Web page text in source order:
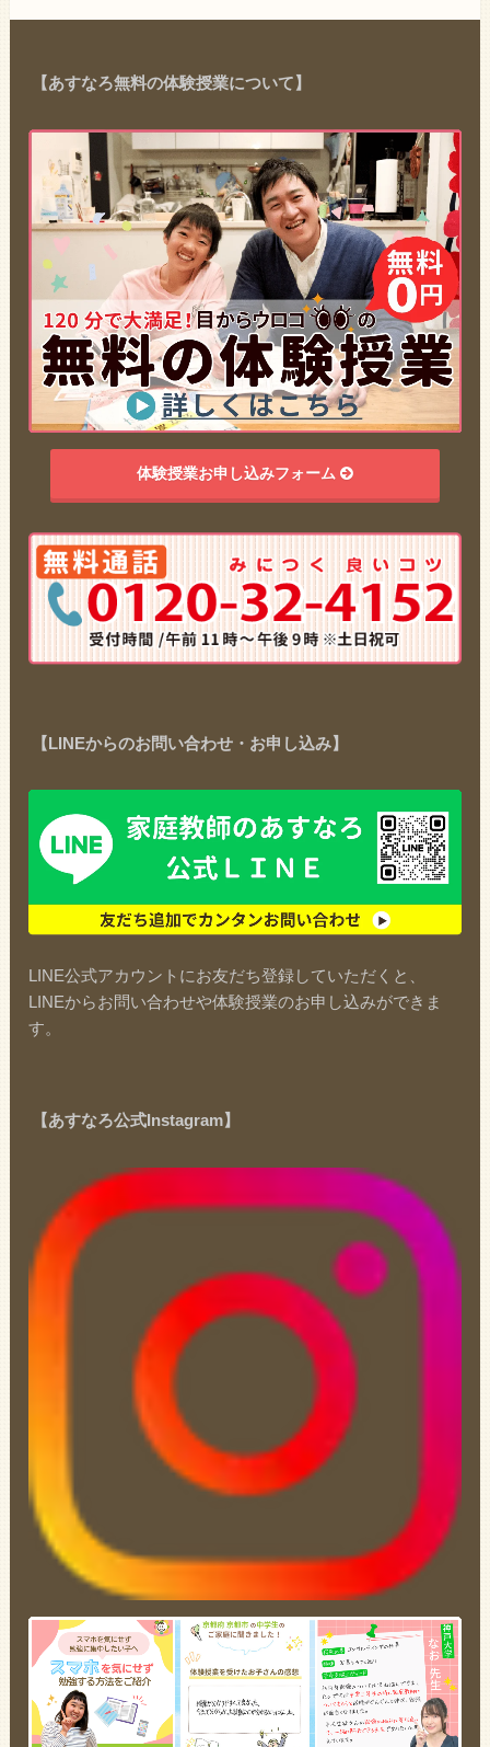
【あすなろ無料の体験授業について】
体験授業お申し込みフォーム
【LINEからのお問い合わせ・お申し込み】
LINE公式アカウントにお友だち登録していただくと、
LINEからお問い合わせや体験授業のお申し込みができま
す。
【あすなろ公式Instagram】